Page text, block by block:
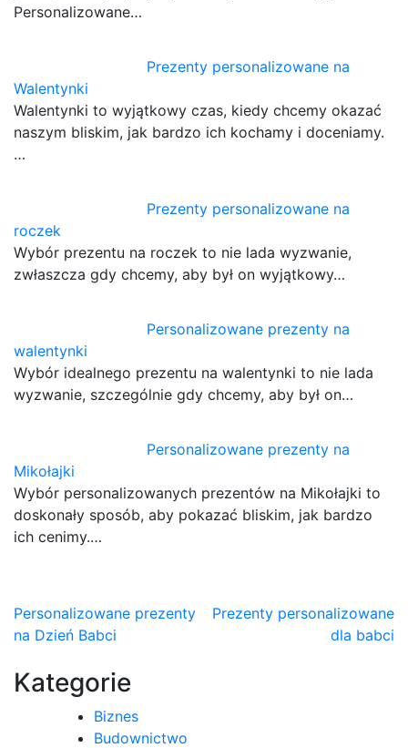
Personalizowane…
Prezenty personalizowane na
Walentynki
Walentynki to wyjątkowy czas, kiedy chcemy okazać
naszym bliskim, jak bardzo ich kochamy i doceniamy.
…
Prezenty personalizowane na
roczek
Wybór prezentu na roczek to nie lada wyzwanie,
zwłaszcza gdy chcemy, aby był on wyjątkowy…
Personalizowane prezenty na
walentynki
Wybór idealnego prezentu na walentynki to nie lada
wyzwanie, szczególnie gdy chcemy, aby był on…
Personalizowane prezenty na
Mikołajki
Wybór personalizowanych prezentów na Mikołajki to
doskonały sposób, aby pokazać bliskim, jak bardzo
ich cenimy.…
Nawigacja
wpisu
Personalizowane prezenty
na Dzień Babci
Prezenty personalizowane
dla babci
Kategorie
Biznes
Budownictwo